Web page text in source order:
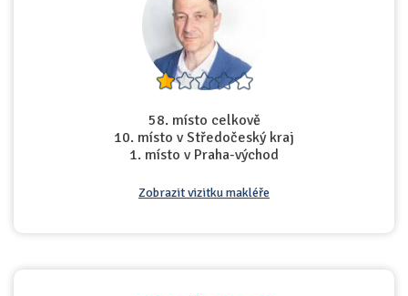
58. místo celkově
10. místo v Středočeský kraj
1. místo v Praha-východ
Zobrazit vizitku makléře